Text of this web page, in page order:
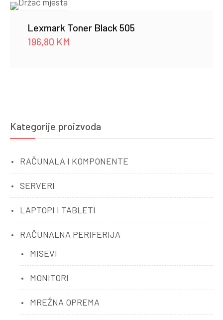
Lexmark Toner Black 505
196,80 KM
Kategorije proizvoda
RAČUNALA I KOMPONENTE
SERVERI
LAPTOPI I TABLETI
RAČUNALNA PERIFERIJA
MISEVI
MONITORI
MREŽNA OPREMA